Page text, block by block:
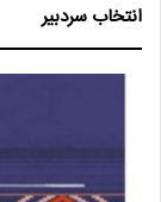
انتخاب سردبیر